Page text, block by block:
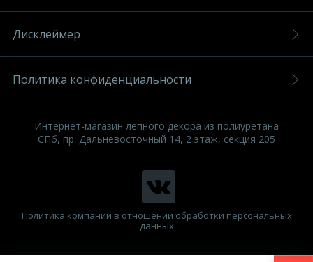
Дисклеймер
Политика конфиденциальности
Интернет-магазин лепного декора из полиуретана
СПб, пр. Дальневосточный 14, 2 этаж, секция 205
Политика компании в отношении обработки персональных
данных